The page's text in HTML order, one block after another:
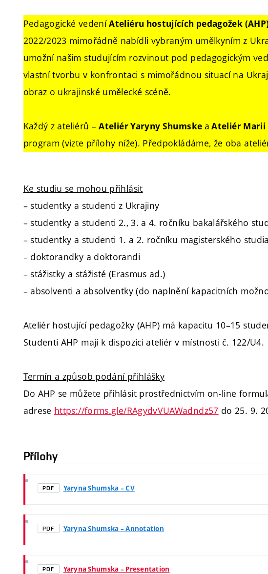
Pedagogické vedeníAteliéru hostujících pedagožek
2022/2023 mimořádně nabídli vybraným umělkyním z
umožní našim studujícím rozvinout pod pedagogickým
vlastní tvorbu v konfrontaci s mimořádnou situací na
obraz o ukrajinské umělecké scéně.
Každý z ateliérů –Ateliér Yaryny Shumske a Ateliér Marii
program (vizte přílohy níže). Předpokládáme, že oba
Ke studiu se mohou přihlásit
– studentky a studenti z Ukrajiny
– studentky a studenti 2., 3. a 4. ročníku bakalářského
– studentky a studenti 1. a 2. ročníku magisterského
– doktorandky a doktorandi
– stážistky a stážisté (Erasmus ad.)
– absolventi a absolventky (do naplnění kapacitních
Ateliér hostující pedagožky (AHP) má kapacitu 10–15
Studenti AHP mají k dispozici ateliér v místnosti č. 122/U4.
Termín a způsob podání přihlášky
Do AHP se můžete přihlásit prostřednictvím on-line
adrese https://forms.gle/RAgydvVUAWadndz57 do 25. 9.
Přílohy
PDF Yaryna Shumska – CV
PDF Yaryna Shumska – Annotation
PDF Yaryna Shumska – Presentation